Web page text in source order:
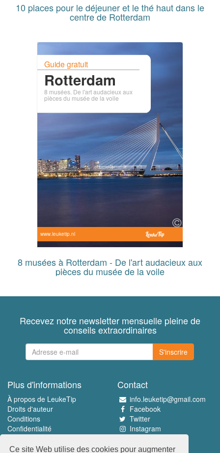
Ce site Web utilise des cookies pour augmenter
10 places pour le déjeuner et le thé haut dans le
centre de Rotterdam
Guide gratuit
Rotterdam
8 musées. De l'art audacieux aux
pièces du musée de la voile
www.leuketip.nl
8 musées à Rotterdam - De l'art audacieux aux
pièces du musée de la voile
Recevez notre newsletter mensuelle pleine de
conseils extraordinaires
S'inscrire
Plus d'informations
À propos de LeukeTip
Droits d'auteur
Conditions
Confidentialité
Contact
info.leuketip@gmail.com
Facebook
Twitter
Instagram